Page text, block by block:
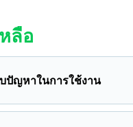
ลือ
ญหาในการใช้งาน